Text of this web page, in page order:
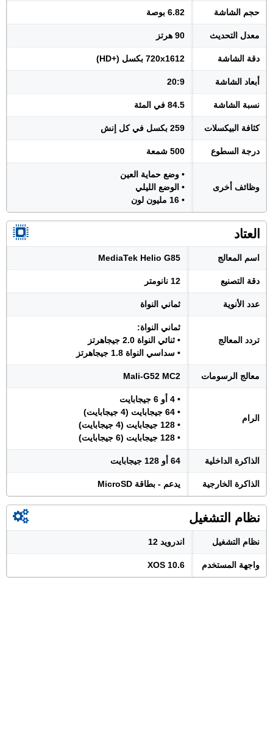
حجم الشاشة 6.82 بوصة
معدل التحديث 90 هرتز
دقة الشاشة 720x1612 بكسل (+HD)
أبعاد الشاشة 20:9
نسبة الشاشة 84.5 في المئة
كثافة البيكسلات 259 بكسل في كل إنش
درجة السطوع 500 شمعة
وظائف أخرى
• وضع حماية العين
• الوضع الليلي
• 16 مليون لون
العتاد
اسم المعالج MediaTek Helio G85
دقة التصنيع 12 نانومتر
عدد الأنوية ثماني النواة
تردد المعالج
ثماني النواة:
• ثنائي النواة 2.0 جيجاهرتز
• سداسي النواة 1.8 جيجاهرتز
معالج الرسومات Mali-G52 MC2
الرام
• 4 أو 6 جيجابايت
• 64 جيجابايت (4 جيجابايت)
• 128 جيجابايت (4 جيجابايت)
• 128 جيجابايت (6 جيجابايت)
الذاكرة الداخلية 64 أو 128 جيجابايت
الذاكرة الخارجية يدعم - بطاقة MicroSD
نظام التشغيل
نظام التشغيل اندرويد 12
واجهة المستخدم XOS 10.6